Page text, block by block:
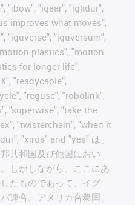
"ibow", "igear", "iglidur",
improves what moves",
"iguverse", "iguversum",
plastics", "motion
for longer life",
"readycable",
"reguse", "robolink",
"superwise", "take the
"twisterchain", "when it
"xiros" and "yes" は、
共和国及び他国におい
しかしながら、ここにあ
たものであって、イグ
連合、アメリカ合衆国、